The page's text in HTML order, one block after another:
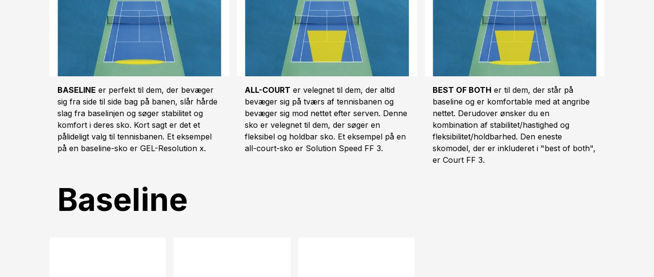
BASELINE er perfekt til dem, der bevæger
sig fra side til side bag på banen, slår hårde
slag fra baselinjen og søger stabilitet og
komfort i deres sko. Kort sagt er det et
pålideligt valg til tennisbanen. Et eksempel
på en baseline-sko er GEL-Resolution x.
ALL-COURT er velegnet til dem, der altid
bevæger sig på tværs af tennisbanen og
bevæger sig mod nettet efter serven. Denne
sko er velegnet til dem, der søger en
fleksibel og holdbar sko. Et eksempel på en
all-court-sko er Solution Speed FF 3.
BEST OF BOTH er til dem, der står på
baseline og er komfortable med at angribe
nettet. Derudover ønsker du en
kombination af stabilitet/hastighed og
fleksibilitet/holdbarhed. Den eneste
skomodel, der er inkluderet i "best of both",
er Court FF 3.
Baseline